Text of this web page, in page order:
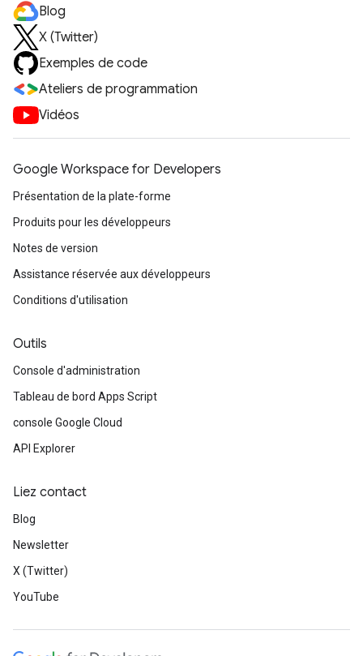
Blog
X (Twitter)
Exemples de code
Ateliers de programmation
Vidéos
Google Workspace for Developers
Présentation de la plate-forme
Produits pour les développeurs
Notes de version
Assistance réservée aux développeurs
Conditions d'utilisation
Outils
Console d'administration
Tableau de bord Apps Script
console Google Cloud
API Explorer
Liez contact
Blog
Newsletter
X (Twitter)
YouTube